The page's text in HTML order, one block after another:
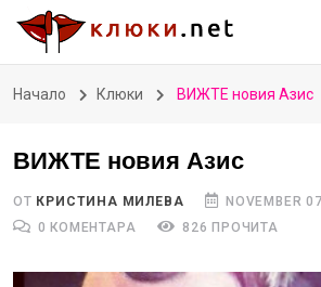
Начало Клюки ВИЖТЕ новия Азис
ВИЖТЕ новия Азис
ОТ КРИСТИНА МИЛЕВА
NOVEMBER
0 КОМЕНТАРА
826 ПРОЧИТА